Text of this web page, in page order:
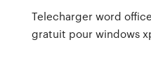
Telecharger word office
gratuit pour windows